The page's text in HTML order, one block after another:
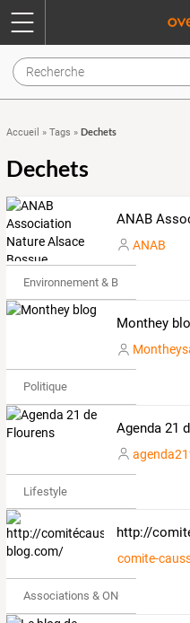
Accueil » Tags » Dechets
Dechets
ANAB
Environnement & Bio
Monthey
Politique
Agenda 21
Lifestyle
comite-
Associations & ONG